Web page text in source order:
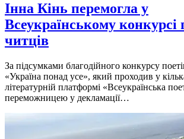
Інна Кінь перемогла у
Всеукраїнському конкурсі
читців
За підсумками благодійного конкурсу
«Україна понад усе», який проходив у
літературній платформі «Всеукраїнська
переможницею у декламації…